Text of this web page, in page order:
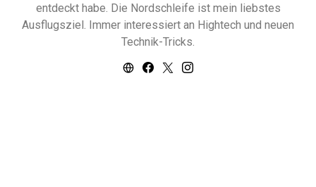
entdeckt habe. Die Nordschleife ist mein liebstes
Ausflugsziel. Immer interessiert an Hightech und neuen
Technik-Tricks.